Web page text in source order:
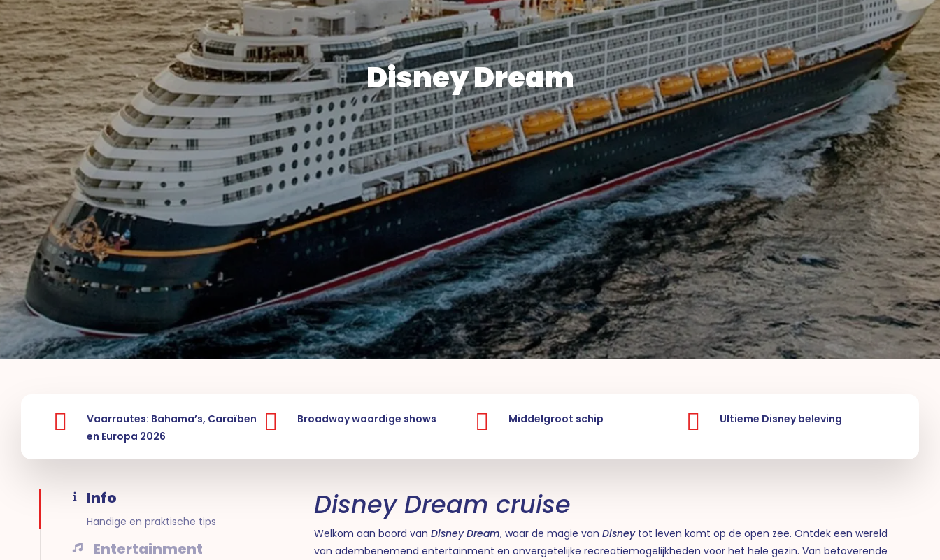
Disney Dream
Vaarroutes: Bahama’s, Caraïben
en Europa 2026
Broadway waardige shows Middelgroot schip Ultieme Disney beleving
Info
Handige en praktische tips
Entertainment
Disney Dream cruise
Welkom aan boord vanDisney Dream, waar de magie vanDisneytot leven komt op de open zee. Ontdek een wereld
van adembenemend entertainment en onvergetelijke recreatiemogelijkheden voor het hele gezin. Van betoverende